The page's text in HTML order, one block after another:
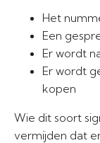
Het
Een
Er wordt
Er wordt
kopen
Wie dit soort
vermijden dat